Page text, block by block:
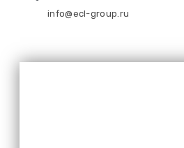
info@ecl-group.ru